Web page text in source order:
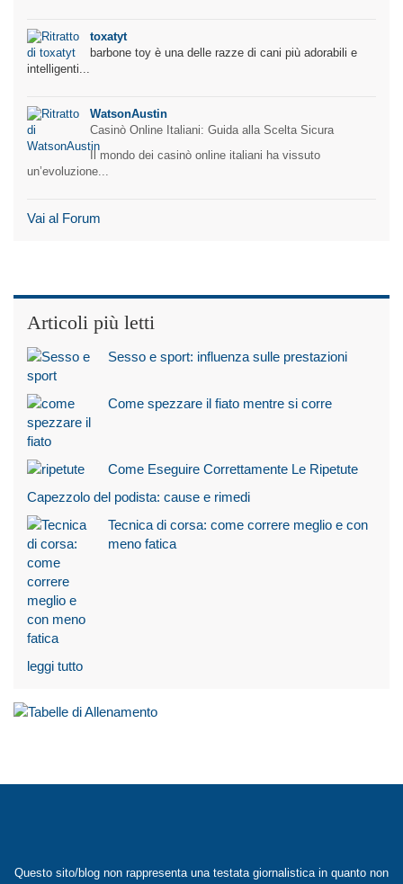
toxatyt
barbone toy è una delle razze di cani più adorabili e
intelligenti...
WatsonAustin
Casinò Online Italiani: Guida alla Scelta Sicura
Il mondo dei casinò online italiani ha vissuto
un’evoluzione...
Vai al Forum
Articoli più letti
Sesso e sport: influenza sulle prestazioni
Come spezzare il fiato mentre si corre
Come Eseguire Correttamente Le Ripetute
Capezzolo del podista: cause e rimedi
Tecnica di corsa: come correre meglio e con
meno fatica
leggi tutto
Questo sito/blog non rappresenta una testata giornalistica in quanto non